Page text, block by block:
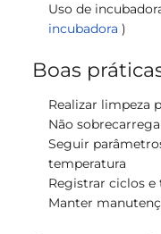
Uso de
incubadora )
Boas
Realizar limpeza
Não
Seguir
temperatura
Registrar ciclos e
Manter